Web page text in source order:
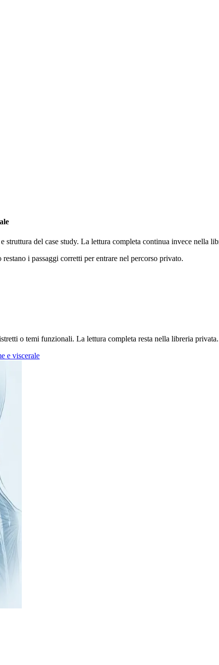
del case study. La lettura completa continua invece nella
i passaggi corretti per entrare nel percorso privato.
o temi funzionali. La lettura completa resta nella libreria privata.
e viscerale